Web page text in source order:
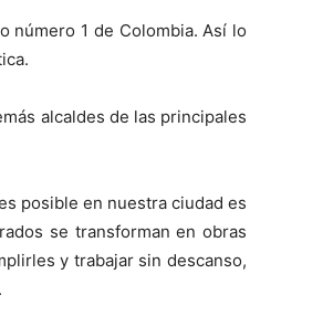
número 1 de Colombia. Así lo
alcaldes de las principales
posible en nuestra ciudad es
se transforman en obras
y trabajar sin descanso,